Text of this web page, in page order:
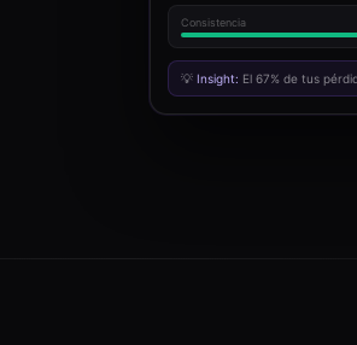
Consistencia
💡 Insight: El 67% de tus